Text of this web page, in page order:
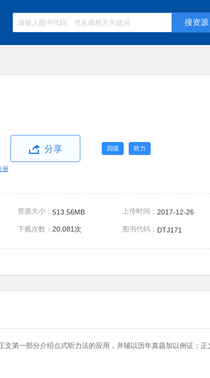
分享 四级 听力
册
资源大小： 513.56MB 上传时间： 2017-12-26
下载次数： 20,081次 图书代码： DTJ171
第一部分介绍点式听力法的应用，并辅以历年真题加以例证；正